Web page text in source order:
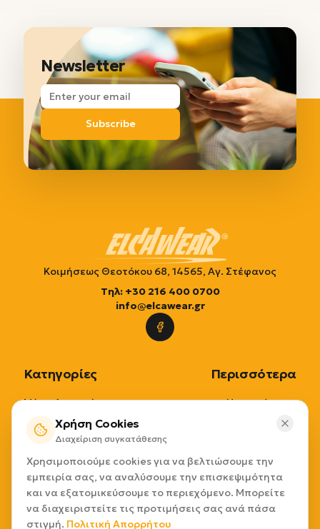
Newsletter
Subscribe
Κοιμήσεως Θεοτόκου 68, 14565, Αγ. Στέφανος
Τηλ: +30 216 400 0700
info@elcawear.gr
Κατηγορίες
Μέσα Ατομικής
Προστασίας
Μέσα Διαχείρισης
Προϊόντων
Εξοπλισμοί
Καθαριότητας
Επιλογή ανά εφαρμογή
Περισσότερα
Η εταιρία μας
Επικοινωνία
Τρόποι Πληρωμής
Τρόποι Αποστολής
Επιστροφές
Χρήση Cookies
Διαχείριση συγκατάθεσης
Χρησιμοποιούμε cookies για να βελτιώσουμε την
εμπειρία σας, να αναλύσουμε την επισκεψιμότητα
και να εξατομικεύσουμε το περιεχόμενο. Μπορείτε
να διαχειριστείτε τις προτιμήσεις σας ανά πάσα
στιγμή. Πολιτική Απορρήτου